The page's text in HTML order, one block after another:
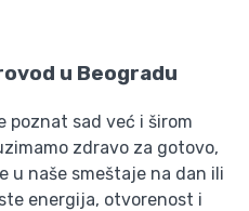
u Beogradu
poznat sad već i širom
zdravo za gotovo,
u naše smeštaje na dan ili
energija, otvorenost i